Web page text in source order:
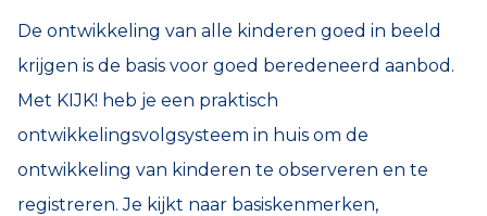
De ontwikkeling van alle kinderen goed in beeld
krijgen is de basis voor goed beredeneerd aanbod.
Met KIJK! heb je een praktisch
ontwikkelingsvolgsysteem in huis om de
ontwikkeling van kinderen te observeren en te
registreren. Je kijkt naar basiskenmerken,